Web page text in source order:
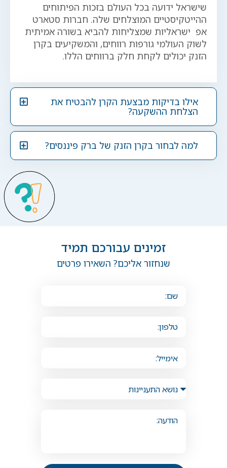
שישראל ידועה בכל העולם בזכות הפיתוחים
ההייטקיסטיים המוצלחים שלה. חברות סטארט
אפ ישראליות שמצליחות להביא בשורה אמיתית
לשוק העולמי גורפות רווחים, והמשקיעים בקרן
הזנק יכולים לקחת חלק ברווחים הללו.
אילו בדיקות מבצעת הקרן להבטיח את
הצלחת ההשקעה?
למה לבחור בקרן הזנק של ברק פיננסים?
זמינים עבורכם תמיד
שנחזור אליכם? השאירו פרטים